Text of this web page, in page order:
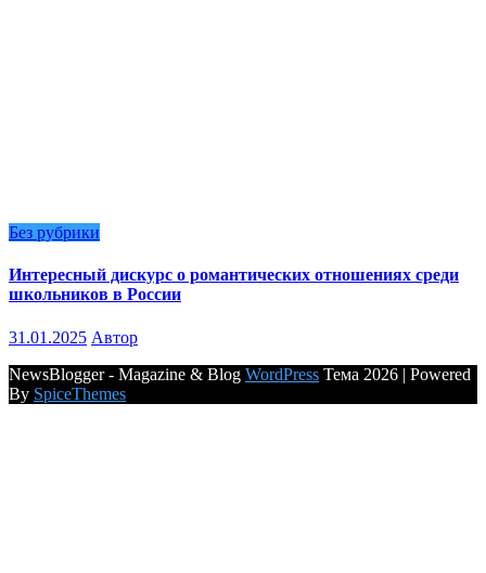
Без рубрики
Интересный дискурс о романтических отношениях среди
школьников в России
31.01.2025 Автор
NewsBlogger - Magazine & Blog WordPress Тема 2026 | Powered
By SpiceThemes